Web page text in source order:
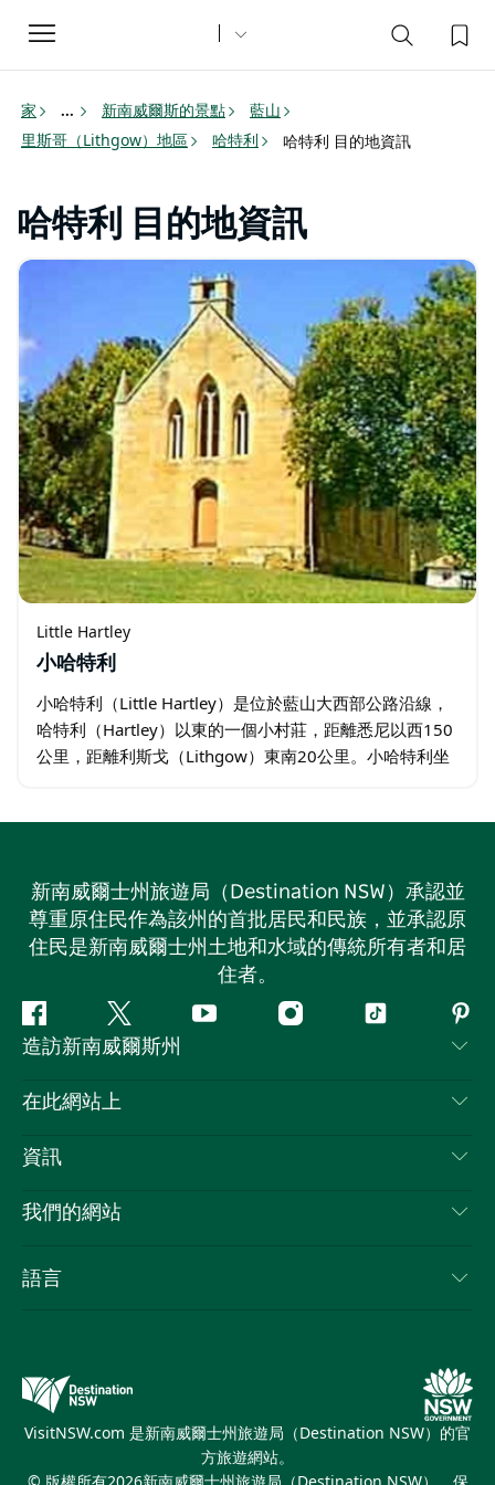
Toggle
navigation
家 ... 新南威爾斯的景點
藍山
里斯哥（Lithgow）地區
哈特利 哈特利 目的地資訊
哈特利 目的地資訊
Little Hartley
小哈特利
小哈特利（Little Hartley）是位於藍山大西部公路沿線，
哈特利（Hartley）以東的一個小村莊，距離悉尼以西150
公里，距離利斯戈（Lithgow）東南20公里。小哈特利坐
新南威爾士州旅遊局（Destination NSW）承認並
尊重原住民作為該州的首批居民和民族，並承認原
住民是新南威爾士州土地和水域的傳統所有者和居
住者。
Facebook嘰
嘰
喳
Youtube Instagram抖
造訪新南威爾斯州
聯絡我們
隱私
Cookie 通知
在此網站上
目的地
新南威爾斯州公路旅行
活動
資訊
旅行資訊
新南威爾斯的商業
我們的網站
新南威爾士州旅遊局（Destination NSW）媒體中心
繽紛悉尼燈光音樂節
語言
VisitNSW.com 是新南威爾士州旅遊局（Destination NSW）的官
方旅遊網站。
© 版權所有2026新南威爾士州旅遊局（Destination NSW）。保